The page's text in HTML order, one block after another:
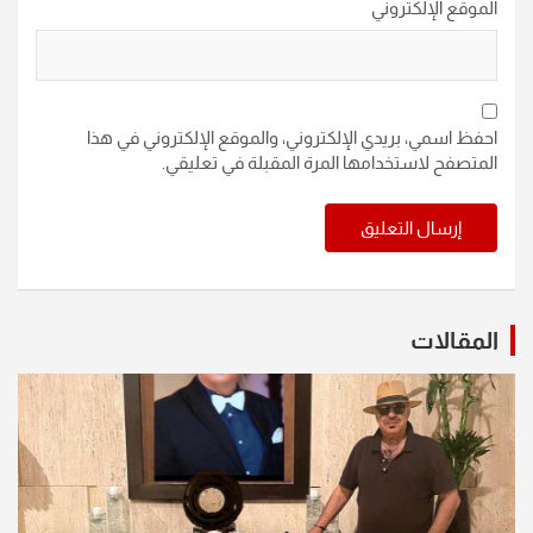
الموقع الإلكتروني
احفظ اسمي، بريدي الإلكتروني، والموقع الإلكتروني في هذا
المتصفح لاستخدامها المرة المقبلة في تعليقي.
المقالات